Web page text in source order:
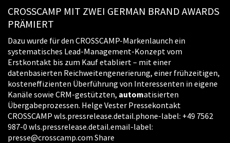
CROSSCAMP MIT ZWEI GERMAN BRAND AWARDS
PRÄMIERT
Dazu wurde für den CROSSCAMP-Markenlaunch ein
systematisches Lead-Management-Konzept vom
Erstkontakt bis zum Kauf etabliert – mit einer
datenbasierten Reichweitengenerierung, einer frühzeitigen,
kosteneffizienten Überführung von Interessenten in eigene
Kanäle sowie CRM-gestützten, automatisierten
Übergabeprozessen. Helge Vester Pressekontakt
CROSSCAMP wls.pressrelease.detail.phone-label: +49 7562
987-0 wls.pressrelease.detail.email-label:
presse@crosscamp.com Share